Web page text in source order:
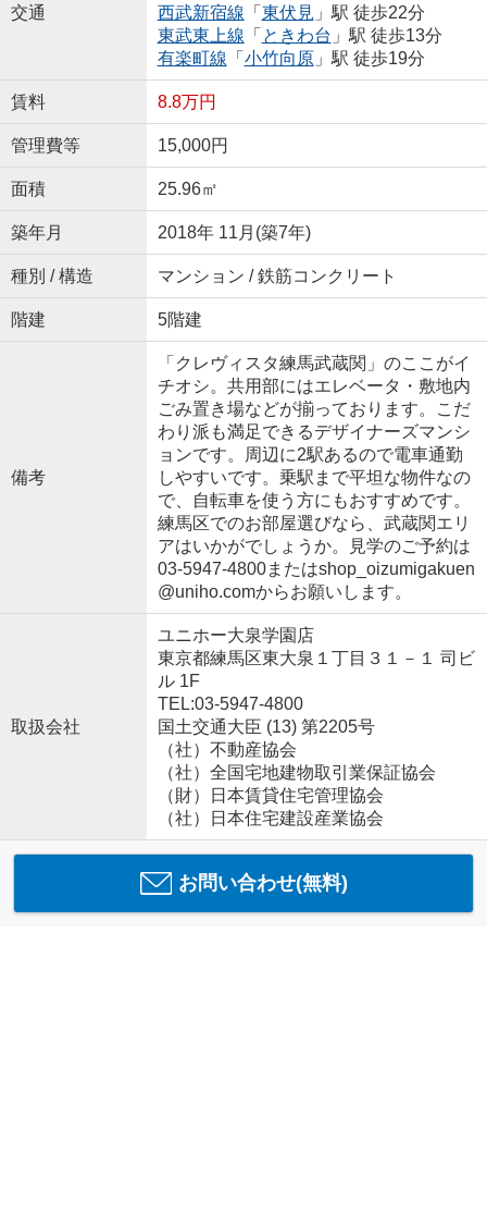
交通
西武新宿線 「 東伏見 」駅 徒歩22分
東武東上線 「 ときわ台 」駅 徒歩13分
有楽町線 「 小竹向原」駅 徒歩19分
賃料 8.8万円
管理費等 15,000円
面積 25.96㎡
築年月 2018年 11月(築7年)
種別 / 構造 マンション / 鉄筋コンクリート
階建 5階建
備考
「クレヴィスタ練馬武蔵関」のここがイ
チオシ。共用部にはエレベータ・敷地内
ごみ置き場などが揃っております。こだ
わり派も満足できるデザイナーズマンシ
ョンです。周辺に2駅あるので電車通勤
しやすいです。乗駅まで平坦な物件なの
で、自転車を使う方にもおすすめです。
練馬区でのお部屋選びなら、武蔵関エリ
アはいかがでしょうか。見学のご予約は
03-5947-4800またはshop_oizumigakuen
@uniho.comからお願いします。
取扱会社
ユニホー大泉学園店
東京都練馬区東大泉１丁目３１－１ 司ビ
ル 1F
TEL:03-5947-4800
国土交通大臣 (13) 第2205号
（社）不動産協会
（社）全国宅地建物取引業保証協会
（財）日本賃貸住宅管理協会
（社）日本住宅建設産業協会
お問い合わせ(無料)